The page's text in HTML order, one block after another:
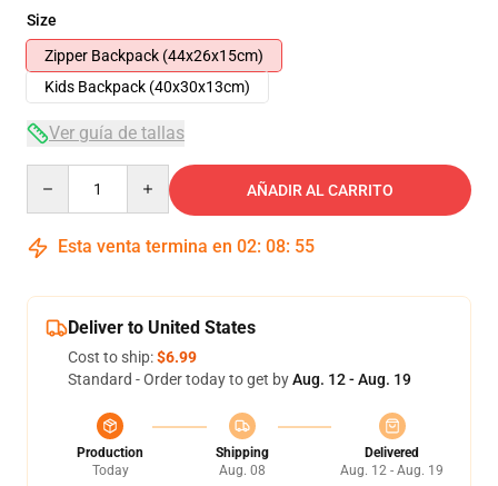
Size
Zipper Backpack (44x26x15cm)
Kids Backpack (40x30x13cm)
Ver guía de tallas
AÑADIR AL CARRITO
Esta venta termina en 02: 08: 54
Deliver to United States
Cost to ship:$6.99
Standard - Order today to get byAug. 12 - Aug. 19
Production
Today
Shipping
Aug. 08
Delivered
Aug. 12 - Aug. 19